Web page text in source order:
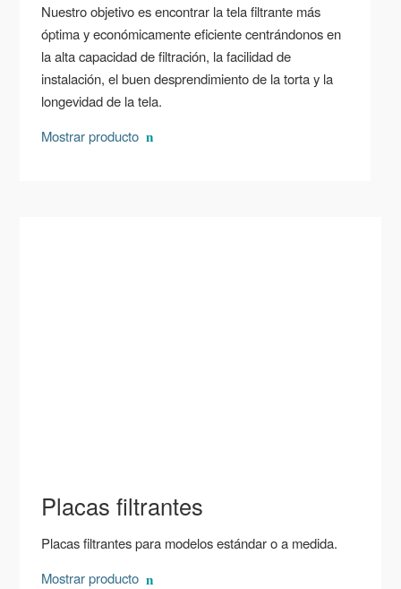
Nuestro objetivo es encontrar la tela filtrante más
óptima y económicamente eficiente centrándonos en
la alta capacidad de filtración, la facilidad de
instalación, el buen desprendimiento de la torta y la
longevidad de la tela.
Mostrar producto
Placas filtrantes
Placas filtrantes para modelos estándar o a medida.
Mostrar producto